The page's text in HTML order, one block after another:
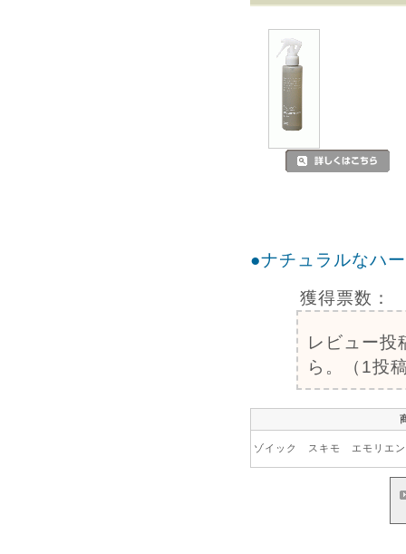
●ナチュラルなハ
獲得票数：
レビュー投
ら。（1投
ゾイック スキモ エモリエ